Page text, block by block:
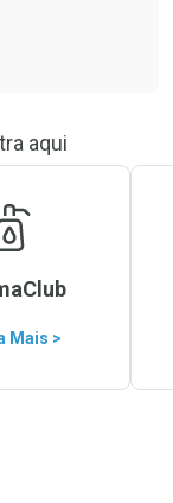
aqui
Mais >